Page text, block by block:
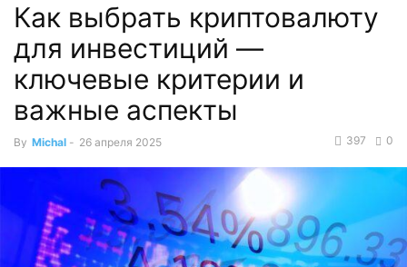
Как выбрать криптовалюту
для инвестиций —
ключевые критерии и
важные аспекты
By Michal - 26 апреля 2025 0
397